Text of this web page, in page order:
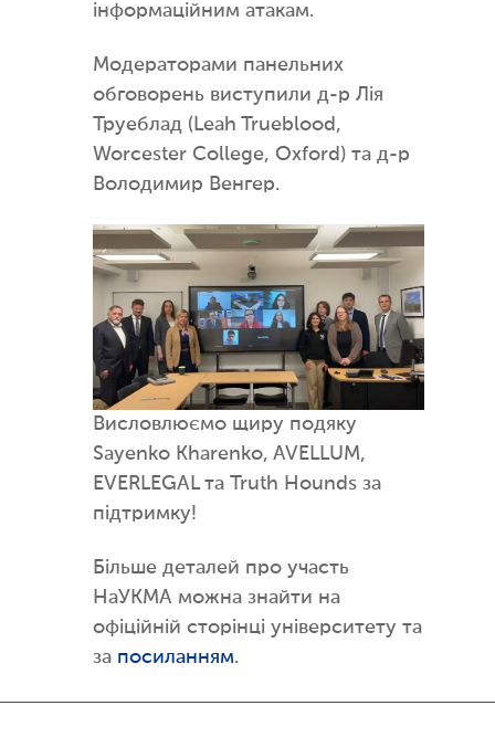
інформаційним атакам.
Модераторами панельних
обговорень виступили д-р Лія
Труеблад (Leah Trueblood,
Worcester College, Oxford) та д-р
Володимир Венгер.
Висловлюємо щиру подяку
Sayenko Kharenko, AVELLUM,
EVERLEGAL та Truth Hounds за
підтримку!
Більше деталей про участь
НаУКМА можна знайти на
офіційній сторінці університету та
за посиланням.